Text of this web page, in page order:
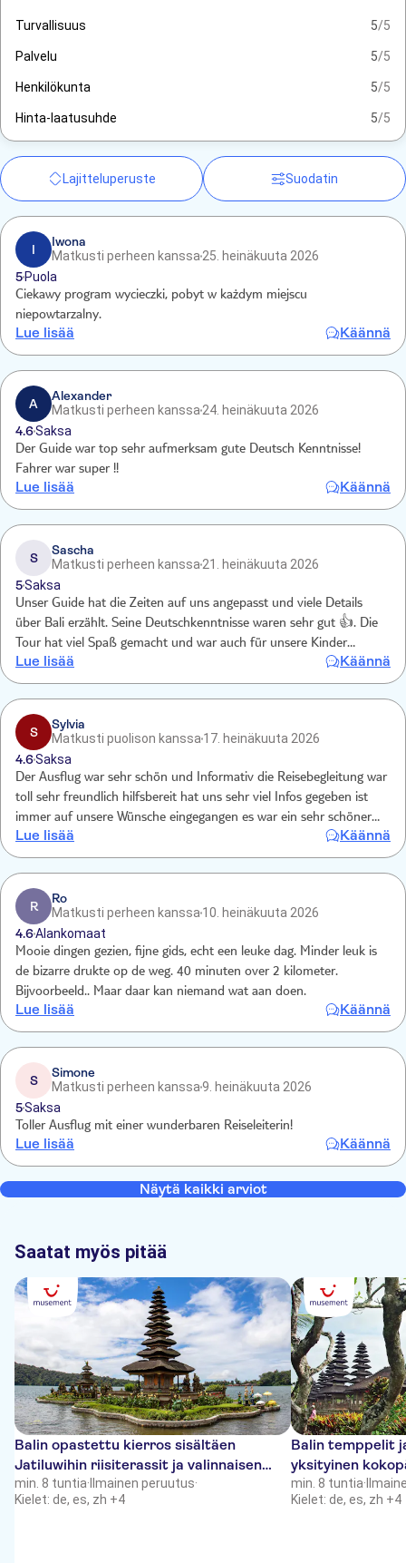
Turvallisuus 5/5
Palvelu 5/5
Henkilökunta 5/5
Hinta-laatusuhde 5/5
Lajitteluperuste Suodatin
I
Iwona
Matkusti perheen kanssa 25. heinäkuuta 2026
5 Puola
Ciekawy program wycieczki, pobyt w każdym miejscu
niepowtarzalny.
Lue lisää Käännä
A
Alexander
Matkusti perheen kanssa 24. heinäkuuta 2026
4.6Saksa
Der Guide war top sehr aufmerksam gute Deutsch Kenntnisse!
Fahrer war super !!
Lue lisää Käännä
S
Sascha
Matkusti perheen kanssa 21. heinäkuuta 2026
5Saksa
Unser Guide hat die Zeiten auf uns angepasst und viele Details
über Bali erzählt. Seine Deutschkenntnisse waren sehr gut 👍. Die
Tour hat viel Spaß gemacht und war auch für unsere Kinder
kurzweilig. 5 Sterne für unseren Guide. Wir können die Tour, speziell
für Familien, sehr weiterempfehlen.
Lue lisää Käännä
S
Sylvia
Matkusti puolison kanssa 17. heinäkuuta 2026
4.6Saksa
Der Ausflug war sehr schön und Informativ die Reisebegleitung war
toll sehr freundlich hilfsbereit hat uns sehr viel Infos gegeben ist
immer auf unsere Wünsche eingegangen es war ein sehr schöner
Tag für uns immer wieder gerne nochmal Das einzige wo wir einen
Punkt abziehen müssen ist das Essen im Hotel es war doch
morgens sehr eintönig wenig Abwechslung mit Brot Wurst
Marmelade Käse usw ebenso war das Essen Abends am Buffet oft
nur lauwarm bzw kalt Ansonsten ist das Hotel toll
Lue lisää Käännä
R
Ro
Matkusti perheen kanssa 10. heinäkuuta 2026
4.6Alankomaat
Mooie dingen gezien, fijne gids, echt een leuke dag. Minder leuk is
de bizarre drukte op de weg. 40 minuten over 2 kilometer.
Bijvoorbeeld.. Maar daar kan niemand wat aan doen.
Lue lisää Käännä
S
Simone
Matkusti perheen kanssa9. heinäkuuta 2026
5Saksa
Toller Ausflug mit einer wunderbaren Reiseleiterin!
Lue lisää Käännä
Näytä kaikki arviot
Saatat myös pitää
Balin opastettu kierros sisältäen
Jatiluwihin riisiterassit ja valinnaisen
lounaan
min. 8 tuntia· Ilmainen peruutus·
Kielet: de, es, zh +4
Balin temppelit
yksityinen
min. 8 tuntia·
Kielet: de, es, zh +4